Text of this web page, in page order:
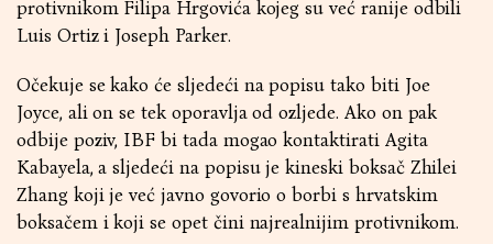
protivnikom Filipa Hrgovića kojeg su već ranije odbili
Luis Ortiz i Joseph Parker.
Očekuje se kako će sljedeći na popisu tako biti Joe
Joyce, ali on se tek oporavlja od ozljede. Ako on pak
odbije poziv, IBF bi tada mogao kontaktirati Agita
Kabayela, a sljedeći na popisu je kineski boksač Zhilei
Zhang koji je već javno govorio o borbi s hrvatskim
boksačem i koji se opet čini najrealnijim protivnikom.